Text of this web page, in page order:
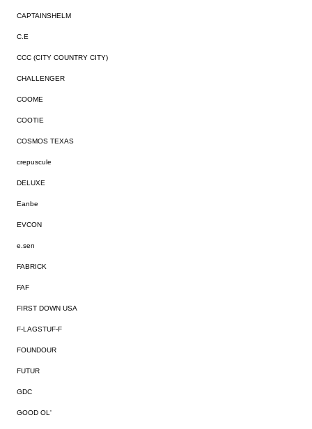
CAPTAINSHELM
C.E
CCC (CITY COUNTRY CITY)
CHALLENGER
COOME
COOTIE
COSMOS TEXAS
crepuscule
DELUXE
Eanbe
EVCON
e.sen
FABRICK
FAF
FIRST DOWN USA
F-LAGSTUF-F
FOUNDOUR
FUTUR
GDC
GOOD OL'